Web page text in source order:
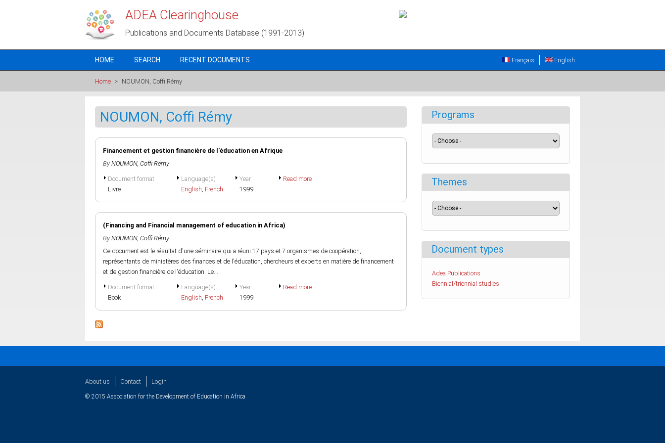
ADEA Clearinghouse
Publications and Documents Database (1991-2013)
HOME SEARCH RECENT DOCUMENTS English
Français
Home > NOUMON, Coffi Rémy
NOUMON, Coffi Rémy
Financement et gestion financière de l'éducation en Afrique
By NOUMON, Coffi Rémy
Document format
Livre
Language(s)
English, French
Year
1999
Read more
(Financing and Financial management of education in Africa)
By NOUMON, Coffi Rémy
Ce document est le résultat d'une séminaire qui a réuni 17 pays et 7 organismes de coopération,
représentants de ministères des finances et de l'éducation, chercheurs et experts en matière de financement
et de gestion financière de l'éducation. Le...
Document format
Book
Language(s)
English, French
Year
1999
Read more
Programs
Themes
Document types
Adea Publications
Biennial/triennial studies
About us Contact Login
© 2015 Association for the Development of Education in Africa